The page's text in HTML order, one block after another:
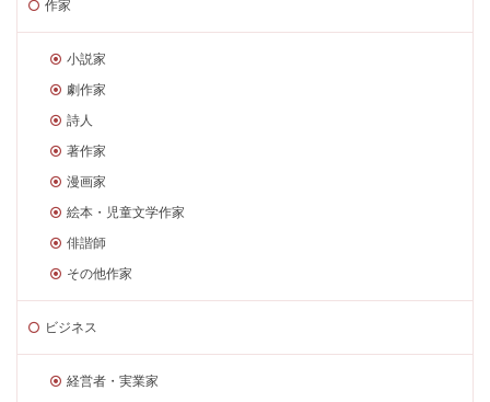
作家
小説家
劇作家
詩人
著作家
漫画家
絵本・児童文学作家
俳諧師
その他作家
ビジネス
経営者・実業家